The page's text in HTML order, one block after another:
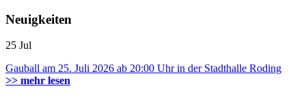
Neuigkeiten
25 Jul
Gauball am 25. Juli 2026 ab 20:00 Uhr in der Stadthalle Roding
>> mehr lesen